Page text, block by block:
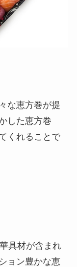
な恵方巻が提
した恵方巻
くれることで
具材が含まれ
ョン豊かな恵